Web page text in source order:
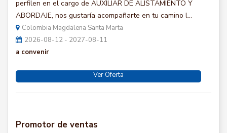
perfilen en el cargo de AUXILIAR DE ALISTAMIENTO Y
ABORDAJE, nos gustaría acompañarte en tu camino l...
Colombia Magdalena Santa Marta
2026-08-12 - 2027-08-11
a convenir
Ver Oferta
Promotor de ventas